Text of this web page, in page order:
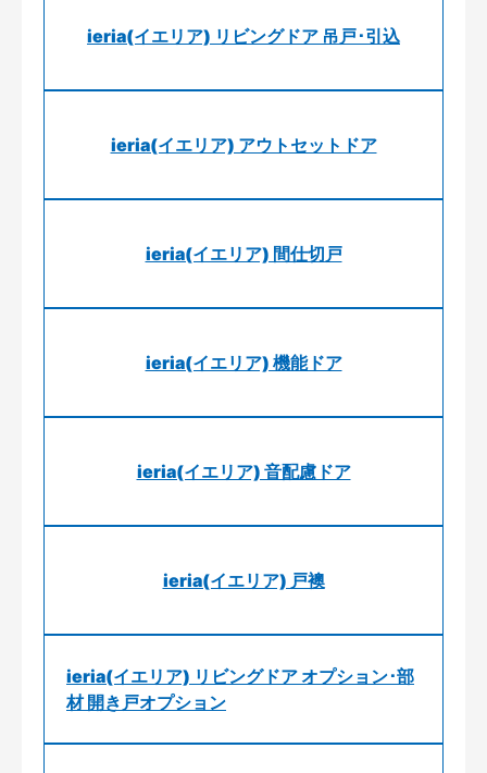
ieria(イエリア) リビングドア 吊戸･引込
ieria(イエリア) アウトセットドア
ieria(イエリア) 間仕切戸
ieria(イエリア) 機能ドア
ieria(イエリア) 音配慮ドア
ieria(イエリア) 戸襖
ieria(イエリア) リビングドア オプション･部
材 開き戸オプション